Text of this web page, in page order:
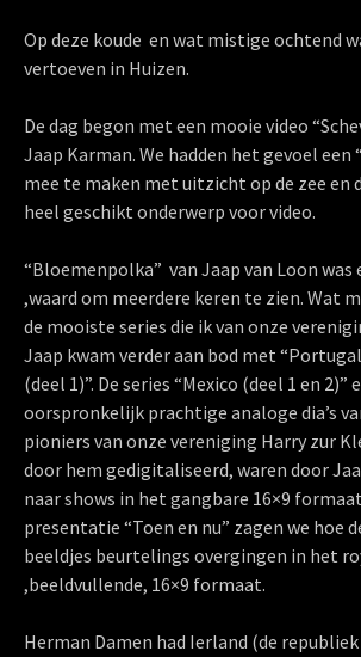
Op deze koude en wat mistige ochtend
vertoeven in Huizen.
De dag begon met een mooie video
Jaap Karman. We hadden het gevoel
mee te maken met uitzicht op de zee en
heel geschikt onderwerp voor video.
“Bloemenpolka” van Jaap van Loon was
,waard om meerdere keren te zien. Wat
de mooiste series die ik van onze
Jaap kwam verder aan bod met
(deel 1)”. De series “Mexico (deel 1 en 2)”
oorspronkelijk prachtige analoge dia’s
pioniers van onze vereniging Harry zur
door hem gedigitaliseerd, waren door
naar shows in het gangbare 16×9
presentatie “Toen en nu” zagen we hoe
beeldjes beurtelings overgingen in het
,beeldvullende, 16×9 formaat.
Herman Damen had Ierland (de